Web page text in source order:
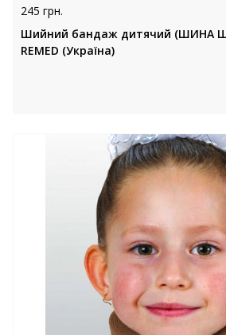
245 грн.
Шийний бандаж дитячий (ШИНА
REMED (Україна)